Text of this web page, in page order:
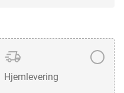
Hjemlevering